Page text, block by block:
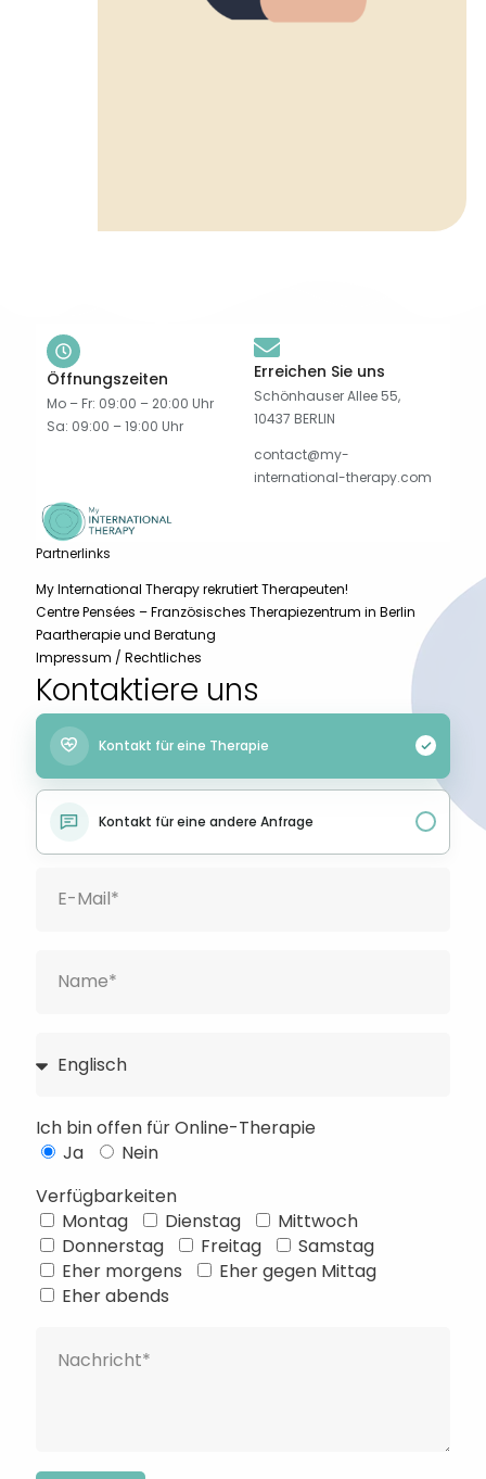
Öffnungszeiten
Mo – Fr: 09:00 – 20:00 Uhr
Sa: 09:00 – 19:00 Uhr
Erreichen Sie uns
Schönhauser Allee 55,
10437 BERLIN
contact@my-
international-therapy.com
Partnerlinks
My International Therapy rekrutiert Therapeuten!
Centre Pensées – Französisches Therapiezentrum in Berlin
Paartherapie und Beratung
Impressum / Rechtliches
Kontaktiere uns
Kontakt für eine Therapie
Kontakt für eine andere Anfrage
Ich bin offen für Online-Therapie
Ja
Nein
Verfügbarkeiten
Montag
Dienstag
Mittwoch
Donnerstag
Freitag
Samstag
Eher morgens
Eher gegen Mittag
Eher abends
Русский
Français